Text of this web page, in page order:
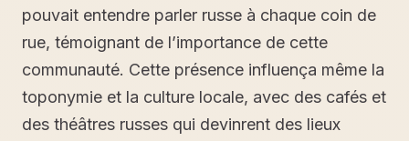
pouvait entendre parler russe à chaque coin de
rue, témoignant de l’importance de cette
communauté. Cette présence influença même la
toponymie et la culture locale, avec des cafés et
des théâtres russes qui devinrent des lieux